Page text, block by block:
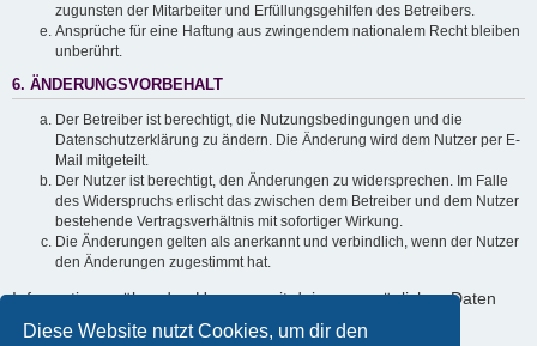
Diese Website nutzt Cookies, um dir den
zugunsten der Mitarbeiter und Erfüllungsgehilfen des Betreibers.
Ansprüche für eine Haftung aus zwingendem nationalem Recht bleiben
unberührt.
6. ÄNDERUNGSVORBEHALT
Der Betreiber ist berechtigt, die Nutzungsbedingungen und die
Datenschutzerklärung zu ändern. Die Änderung wird dem Nutzer per E-
Mail mitgeteilt.
Der Nutzer ist berechtigt, den Änderungen zu widersprechen. Im Falle
des Widerspruchs erlischt das zwischen dem Betreiber und dem Nutzer
bestehende Vertragsverhältnis mit sofortiger Wirkung.
Die Änderungen gelten als anerkannt und verbindlich, wenn der Nutzer
den Änderungen zugestimmt hat.
Informationen über den Umgang mit deinen persönlichen Daten
sind in der Datenschutzerklärung enthalten.